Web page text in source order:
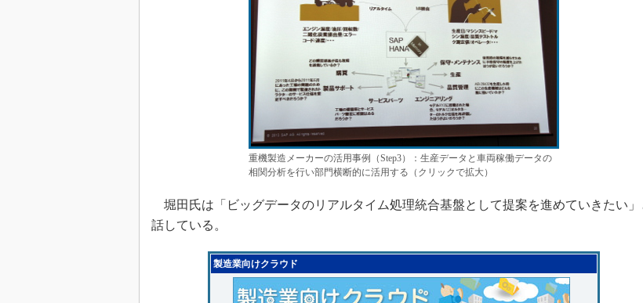
重機製造メーカーの活用事例（Step3）：生産データと車両稼働データの
相関分析を行い部門横断的に活用する（クリックで拡大）
堀田氏は「ビッグデータのリアルタイム処理統合基盤として提案を進めていきたい」
話している。
製造業向けクラウド